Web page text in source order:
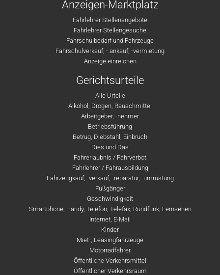
Anzeigen-Marktplatz
Fahrlehrer Stellenangebote
Fahrlehrer Stellengesuche
Fahrschulbedarf und Fahrzeuge
Fahrschulverkauf, - ankauf, -vermietung
Anzeige einreichen
Gerichtsurteile
Alle Urteile
Alkohol, Drogen, Rauschmittel
Arbeitgeber, -nehmer
Betriebsführung
Betrug, Diebstahl, Einbruch
Dies und Das
Fahrerlaubnis / Fahrverbot
Fahrlehrer / Fahrausbildung
Fahrzeugkauf, -verkauf, -reparatur, -umrüstung
Fußgänger
Geschwindigkeit
Smartphone, Handy, Telefon, Telefax, Rundfunk, Fernsehen
Internet, E-Mail
Kinder
Miet-, Leasingfahrzeuge
Motorradfahrer
Öffentliche Verkehrsmittel
Öffentlicher Verkehrsraum